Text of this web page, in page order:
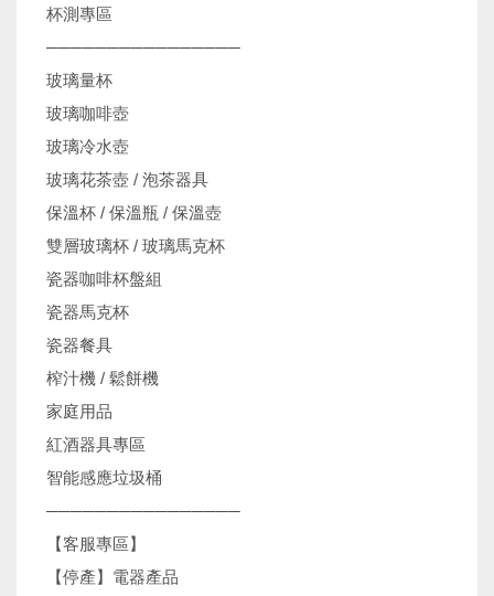
杯測專區
────────────────
玻璃量杯
玻璃咖啡壺
玻璃冷水壺
玻璃花茶壺 / 泡茶器具
保溫杯 / 保溫瓶 / 保溫壺
雙層玻璃杯 / 玻璃馬克杯
瓷器咖啡杯盤組
瓷器馬克杯
瓷器餐具
榨汁機 / 鬆餅機
家庭用品
紅酒器具專區
智能感應垃圾桶
────────────────
【客服專區】
【停產】電器產品